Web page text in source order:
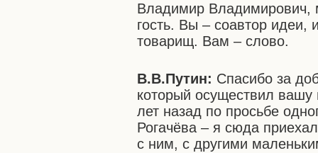
Владимир Владимирович,
гость. Вы – соавтор
товарищ. Вам – слово.
В.В.Путин: Спасибо за
который осуществил
лет назад по просьбе
Рогачёва – я сюда
с ним, с другими